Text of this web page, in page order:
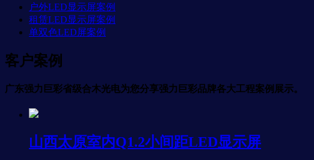
户外LED显示屏案例
租赁LED显示屏案例
单双色LED屏案例
客户案例
广东强力巨彩省级合木光电为您分享强力巨彩品牌各大工程案例展示。
山西太原室内Q1.2小间距LED显示屏